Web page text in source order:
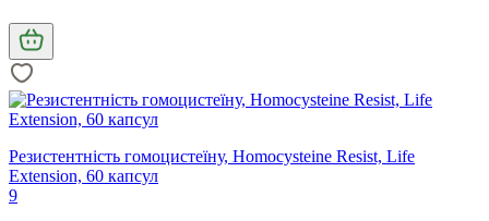
Резистентність гомоцистеїну, Homocysteine Resist, Life
Extension, 60 капсул
9